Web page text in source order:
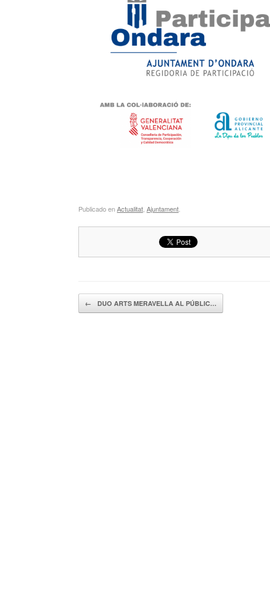
Publicado enActualitat, Ajuntament.
Navegador de artículos
← DUO ARTS MERAVELLA AL PÚBLIC…